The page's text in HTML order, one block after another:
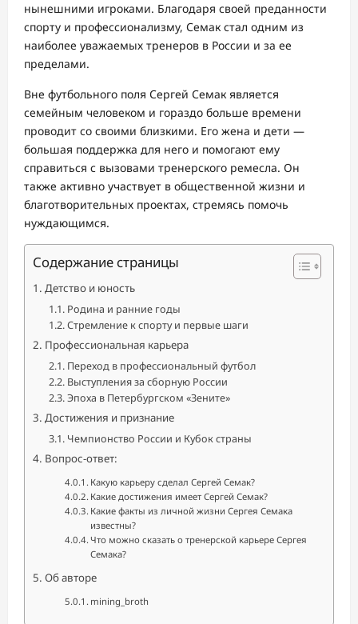
нынешними игроками. Благодаря своей преданности
спорту и профессионализму, Семак стал одним из
наиболее уважаемых тренеров в России и за ее
пределами.
Вне футбольного поля Сергей Семак является
семейным человеком и гораздо больше времени
проводит со своими близкими. Его жена и дети —
большая поддержка для него и помогают ему
справиться с вызовами тренерского ремесла. Он
также активно участвует в общественной жизни и
благотворительных проектах, стремясь помочь
нуждающимся.
Содержание страницы
Детство и юность
Родина и ранние годы
Стремление к спорту и первые шаги
Профессиональная карьера
Переход в профессиональный футбол
Выступления за сборную России
Эпоха в Петербургском «Зените»
Достижения и признание
Чемпионство России и Кубок страны
Вопрос-ответ:
Какую карьеру сделал Сергей Семак?
Какие достижения имеет Сергей Семак?
Какие факты из личной жизни Сергея Семака
известны?
Что можно сказать о тренерской карьере Сергея
Семака?
Об авторе
mining_broth